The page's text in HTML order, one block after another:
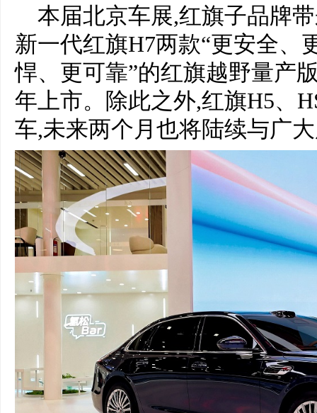
本届北京车展,红旗子品牌
新一代红旗H7两款“更安全、
悍、更可靠”的红旗越野量产
年上市。除此之外,红旗H5、
车,未来两个月也将陆续与广